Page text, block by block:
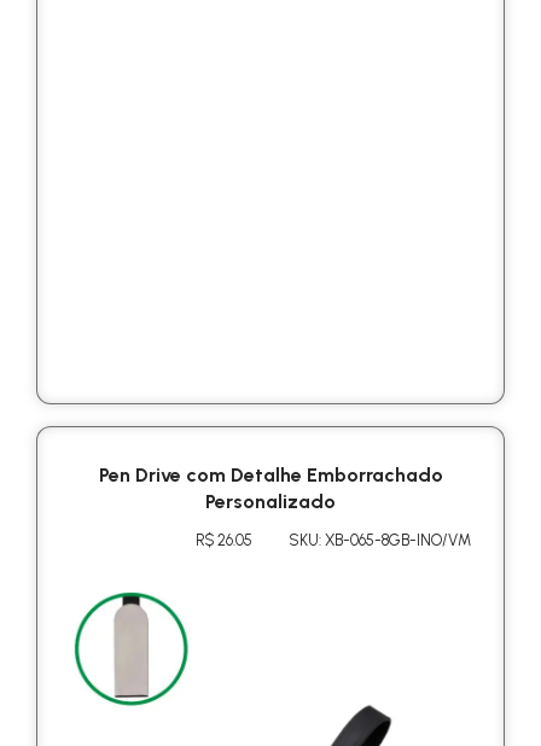
Pen Drive com Detalhe Emborrachado
Personalizado
R$ 26.05 SKU: XB-065-8GB-INO/VM